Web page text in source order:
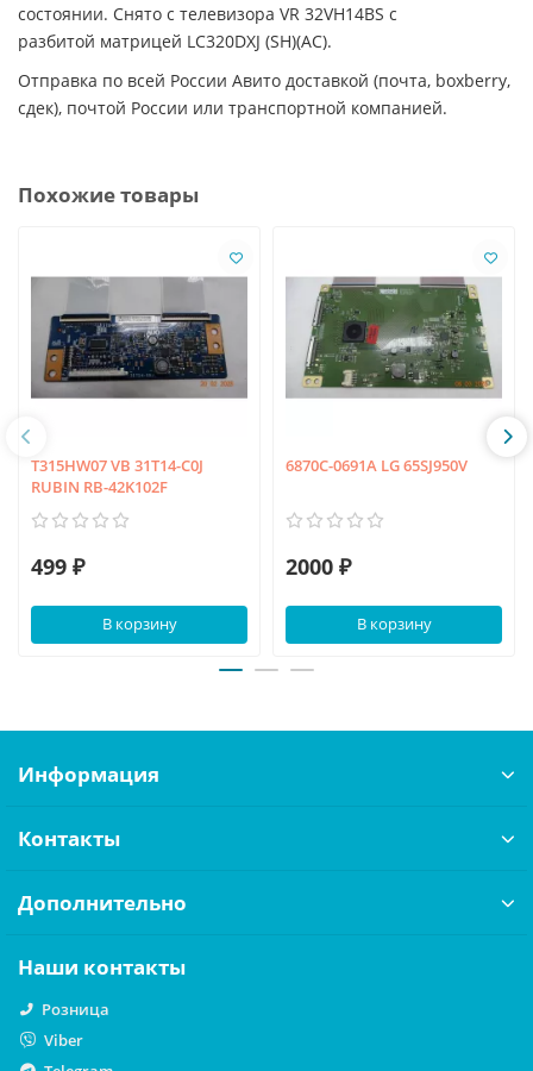
состоянии. Снято с телевизора VR 32VH14BS с
разбитой матрицей LC320DXJ (SH)(AC).
Отправка по всей России Авито доставкой (почта, boxberry,
сдек), почтой России или транспортной компанией.
Похожие товары
T315HW07 VB 31T14-C0J
RUBIN RB-42K102F
499 ₽
В корзину
6870C-0691A LG 65SJ950V
2000 ₽
В корзину
Информация
Контакты
Дополнительно
Наши контакты
Розница
Viber